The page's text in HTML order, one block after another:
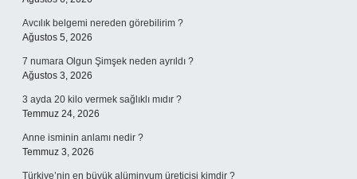
Avcılık belgemi nereden görebilirim ?
Ağustos 5, 2026
7 numara Olgun Şimşek neden ayrıldı ?
Ağustos 3, 2026
3 ayda 20 kilo vermek sağlıklı mıdır ?
Temmuz 24, 2026
Anne isminin anlamı nedir ?
Temmuz 3, 2026
Türkiye’nin en büyük alüminyum üreticisi kimdir ?